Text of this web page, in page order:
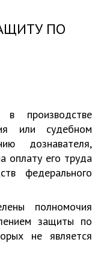
ПО
производстве
или судебном
дознавателя,
оплату его труда
федерального
полномочия
защиты по
не является